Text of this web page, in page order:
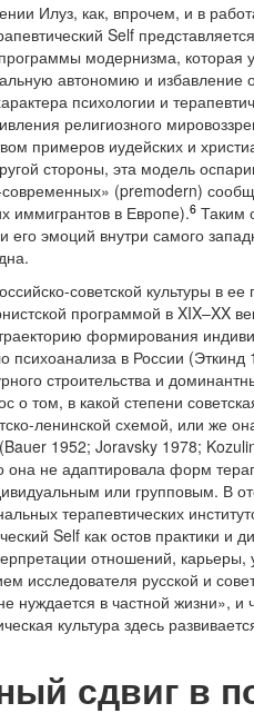
Илуз, как, впрочем, и в
Self
программы модернизма,
автономию и избавление
психологии и
религиозного
примеров иудейских и
стороны, эта модель
(premodern)
иммигрантов в Европе).6 Таким
эмоций внутри самого
советской культуры в
программой в XIX–XX
формирования
психоанализа в России (Эткинд
строительства и
о том, в какой степени
ленинской схемой, или же
1952; Joravsky 1978;
она не адаптировала форм
или групповым. В
терапевтических
Self как остов практики и
отношений, карьеры,
исследователя русской и
нуждается в частной жизни»,
культура здесь
сдвиг в